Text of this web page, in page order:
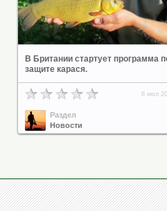
В Британии стартует программа
защите карася.
8 июл
Раздел
Новости